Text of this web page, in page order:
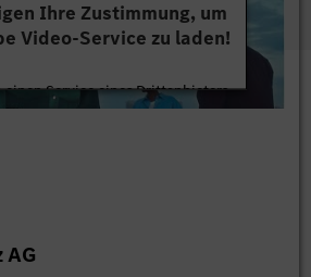
Ihre Zustimmung, um
Video-Service zu laden!
einen Service eines Drittanbieters,
einzubetten. Dieser Service kann